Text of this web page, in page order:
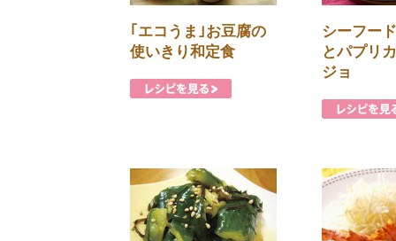
｢エコうま｣お豆腐の
使いきり和定食
シーフー
とパプリ
ジョ